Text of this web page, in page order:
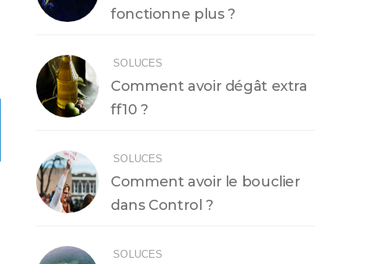
fonctionne plus ?
SOLUCES
Comment avoir dégât extra
ff10 ?
SOLUCES
Comment avoir le bouclier
dans Control ?
SOLUCES